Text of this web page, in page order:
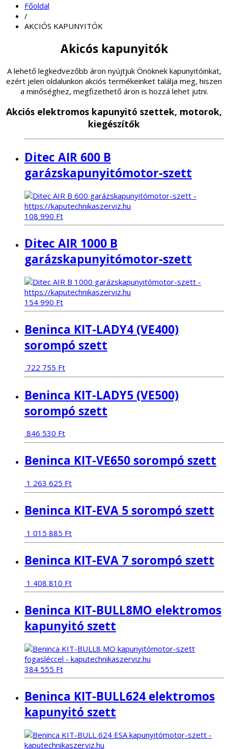
Főoldal
/
AKCIÓS KAPUNYITÓK
Akicós kapunyitók
A lehető legkedvezőbb áron nyújtjuk Önöknek kapunyitóinkat,
ezért jelen oldalunkon akciós termékeinket találja meg, hiszen
a minőséghez, megfizethető áron is hozzá lehet jutni.
Akciós elektromos kapunyitó szettek, motorok,
kiegészítők
Ditec AIR 600 B
garázskapunyitómotor-szett
108 990 Ft
Ditec AIR 1000 B
garázskapunyitómotor-szett
154 990 Ft
Beninca KIT-LADY4 (VE400)
sorompó szett
722 755 Ft
Beninca KIT-LADY5 (VE500)
sorompó szett
846 530 Ft
Beninca KIT-VE650 sorompó szett
1 263 625 Ft
Beninca KIT-EVA 5 sorompó szett
1 015 885 Ft
Beninca KIT-EVA 7 sorompó szett
1 408 810 Ft
Beninca KIT-BULL8MO elektromos
kapunyitó szett
384 555 Ft
Beninca KIT-BULL624 elektromos
kapunyitó szett